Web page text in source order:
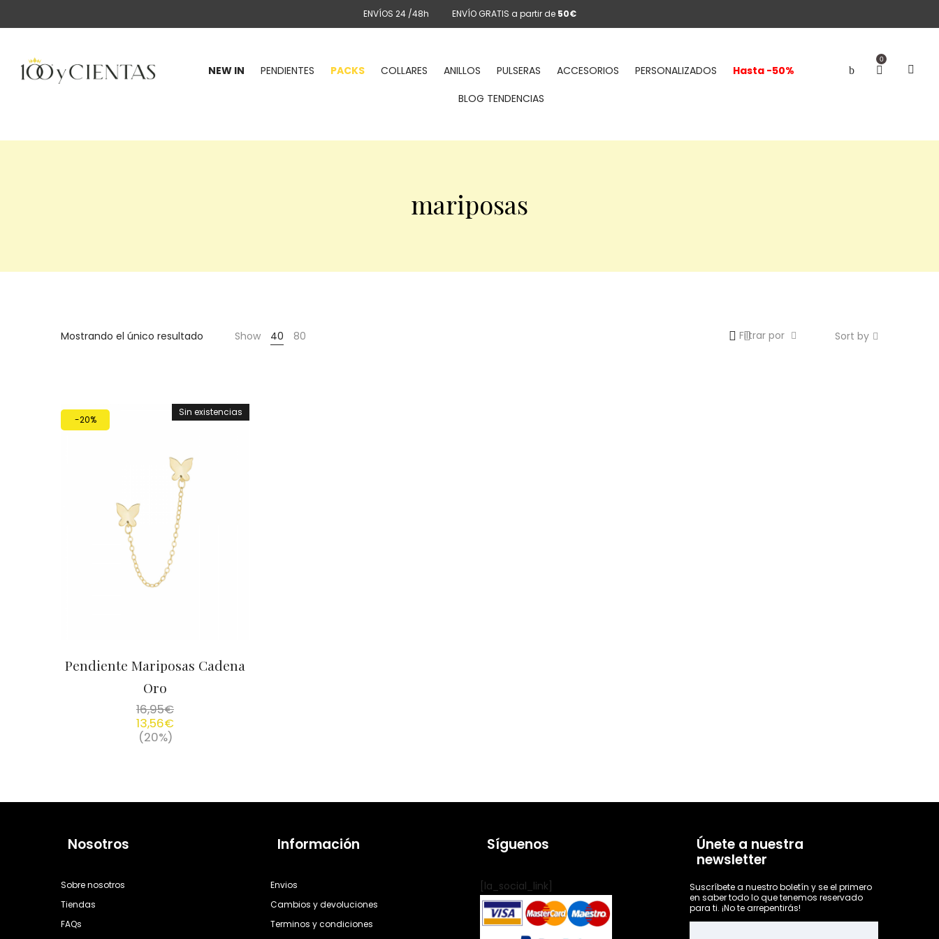
ENVÍOS 24 /48h ENVÍO GRATIS a partir de 50€
0
NEW IN PENDIENTES PACKS COLLARES ANILLOS PULSERAS ACCESORIOS PERSONALIZADOS
Hasta -50%
BLOG TENDENCIAS
mariposas
Mostrando el único resultado Show 40 80 Sort by
Filtrar por
Sin existencias
-20%
Pendiente Mariposas Cadena
Oro
16,95€
13,56€
(20%)
Nosotros
Sobre nosotros
Tiendas
FAQs
Información
Envios
Cambios y devoluciones
Terminos y condiciones
Síguenos
[la_social_link]
Únete a nuestra
newsletter
Suscríbete a nuestro boletín y se el primero
en saber todo lo que tenemos reservado
para ti. ¡No te arrepentirás!